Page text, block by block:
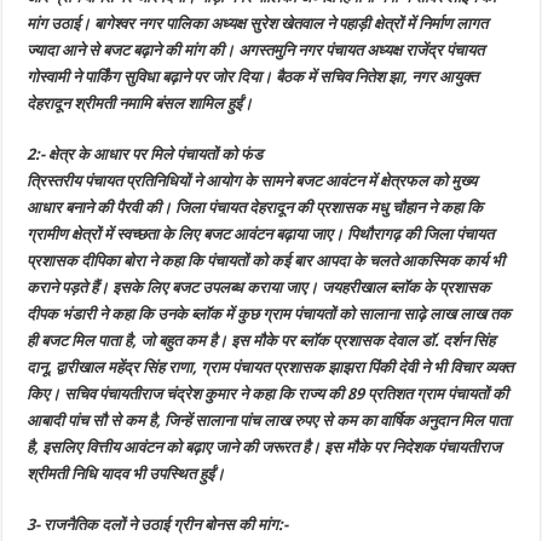
मांग उठाई। बागेश्वर नगर पालिका अध्यक्ष सुरेश खेतवाल ने पहाड़ी क्षेत्रों में निर्माण लागत
ज्यादा आने से बजट बढ़ाने की मांग की। अगस्तमुनि नगर पंचायत अध्यक्ष राजेंद्र पंचायत
गोस्वामी ने पार्किंग सुविधा बढ़ाने पर जोर दिया। बैठक में सचिव नितेश झा, नगर आयुक्त
देहरादून श्रीमती नमामि बंसल शामिल हुईं।
2:- क्षेत्र के आधार पर मिले पंचायतों को फंड
त्रिस्तरीय पंचायत प्रतिनिधियों ने आयोग के सामने बजट आवंटन में क्षेत्रफल को मुख्य
आधार बनाने की पैरवी की। जिला पंचायत देहरादून की प्रशासक मधु चौहान ने कहा कि
ग्रामीण क्षेत्रों में स्वच्छता के लिए बजट आवंटन बढ़ाया जाए। पिथौरागढ़ की जिला पंचायत
प्रशासक दीपिका बोरा ने कहा कि पंचायतों को कई बार आपदा के चलते आकस्मिक कार्य भी
कराने पड़ते हैं। इसके लिए बजट उपलब्ध कराया जाए। जयहरीखाल ब्लॉक के प्रशासक
दीपक भंडारी ने कहा कि उनके ब्लॉक में कुछ ग्राम पंचायतों को सालाना साढ़े लाख लाख तक
ही बजट मिल पाता है, जो बहुत कम है। इस मौके पर ब्लॉक प्रशासक देवाल डॉ. दर्शन सिंह
दानू, द्वारीखाल महेंद्र सिंह राणा, ग्राम पंचायत प्रशासक झाझरा पिंकी देवी ने भी विचार व्यक्त
किए। सचिव पंचायतीराज चंद्रेश कुमार ने कहा कि राज्य की 89 प्रतिशत ग्राम पंचायतों की
आबादी पांच सौ से कम है, जिन्हें सालाना पांच लाख रुपए से कम का वार्षिक अनुदान मिल पाता
है, इसलिए वित्तीय आवंटन को बढ़ाए जाने की जरूरत है। इस मौके पर निदेशक पंचायतीराज
श्रीमती निधि यादव भी उपस्थित हुईं।
3- राजनैतिक दलों ने उठाई ग्रीन बोनस की मांग:-